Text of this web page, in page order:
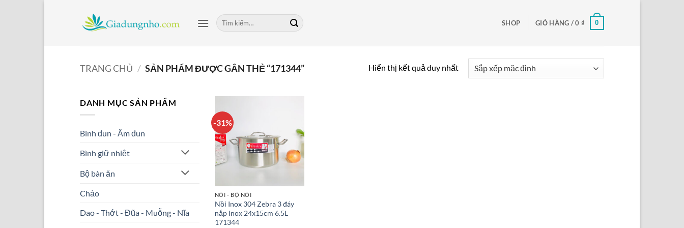
Tìm
kiếm:
SHOP GIỎ HÀNG /0 ₫ 0
TRANG CHỦ / SẢN PHẨM ĐƯỢC GẮN THẺ “171344” Hiển thị kết quả duy nhất
DANH MỤC SẢN PHẨM
Bình đun - Ấm đun
Bình giữ nhiệt
Bộ bàn ăn
Chảo
Dao - Thớt - Đũa - Muỗng - Nĩa
-31%
NỒI - BỘ NỒI
Nồi Inox 304 Zebra 3 đáy
nắp Inox 24x15cm 6.5L
171344